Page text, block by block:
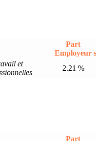
Part
Employeur
et
2.21 %
Part